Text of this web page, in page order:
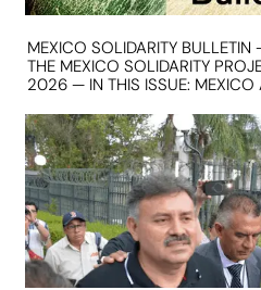
MEXICO SOLIDARITY
THE MEXICO SOLIDARITY
2026 — IN THIS ISSUE: MEXICO